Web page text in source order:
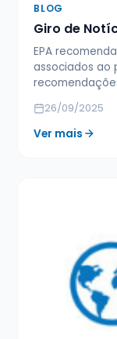
BLOG
Giro de
EPA
associados ao
26/09/2025
Ver mais